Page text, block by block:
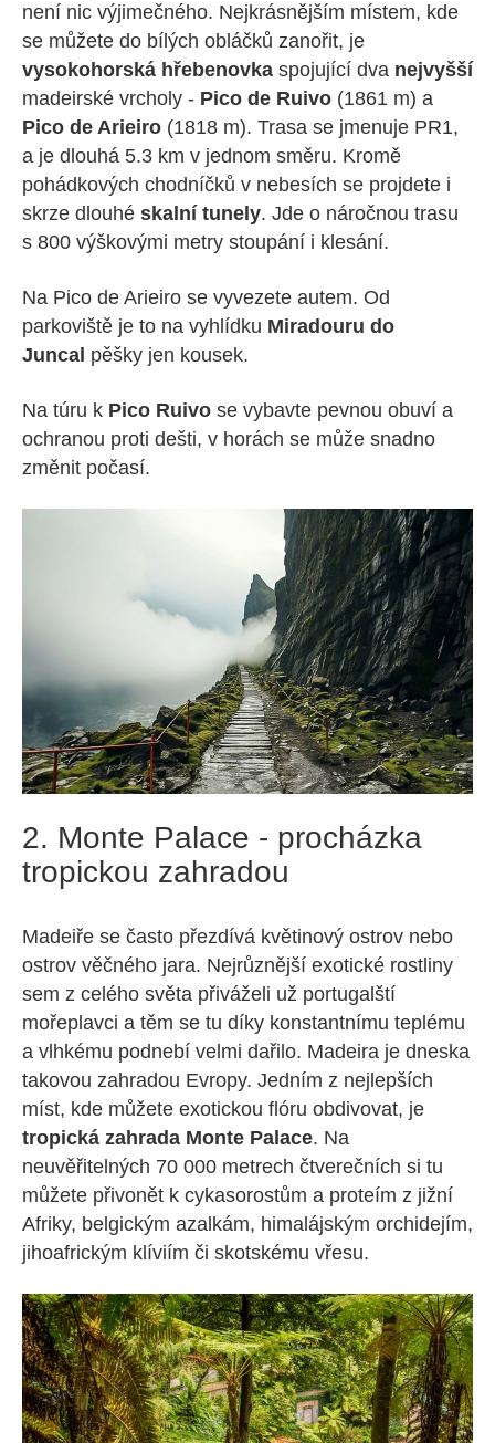
není nic výjimečného. Nejkrásnějším místem, kde
se můžete do bílých obláčků zanořit, je
vysokohorská hřebenovka spojující dva nejvyšší
madeirské vrcholy - Pico de Ruivo (1861 m) a
Pico de Arieiro (1818 m). Trasa se jmenuje PR1,
a je dlouhá 5.3 km v jednom směru. Kromě
pohádkových chodníčků v nebesích se projdete i
skrze dlouhé skalní tunely. Jde o náročnou trasu
s 800 výškovými metry stoupání i klesání.
Na Pico de Arieiro se vyvezete autem. Od
parkoviště je to na vyhlídku Miradouru do
Juncal pěšky jen kousek.
Na túru k Pico Ruivo se vybavte pevnou obuví a
ochranou proti dešti, v horách se může snadno
změnit počasí.
2. Monte Palace - procházka
tropickou zahradou
Madeiře se často přezdívá květinový ostrov nebo
ostrov věčného jara. Nejrůznější exotické rostliny
sem z celého světa přiváželi už portugalští
mořeplavci a těm se tu díky konstantnímu teplému
a vlhkému podnebí velmi dařilo. Madeira je dneska
takovou zahradou Evropy. Jedním z nejlepších
míst, kde můžete exotickou flóru obdivovat, je
tropická zahrada Monte Palace. Na
neuvěřitelných 70 000 metrech čtverečních si tu
můžete přivonět k cykasorostům a proteím z jižní
Afriky, belgickým azalkám, himalájským orchidejím,
jihoafrickým klíviím či skotskému vřesu.